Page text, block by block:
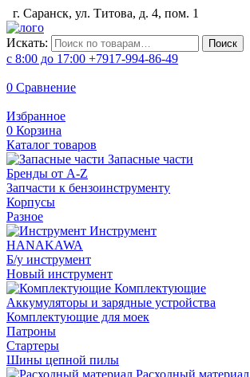
г. Саранск, ул. Титова, д. 4, пом. 1
Искать: Поиск
с 8:00 до 17:00 +7917-994-86-49
0 Сравнение
Избранное
0 Корзина
Каталог товаров
Запасные части
Бренды от A-Z
Запчасти к бензоинструменту
Корпусы
Разное
Инструмент
HANAKAWA
Б/у инструмент
Новый инструмент
Комплектующие
Аккумуляторы и зарядные устройства
Комплектующие для моек
Патроны
Стартеры
Шины цепной пилы
Расходный материал